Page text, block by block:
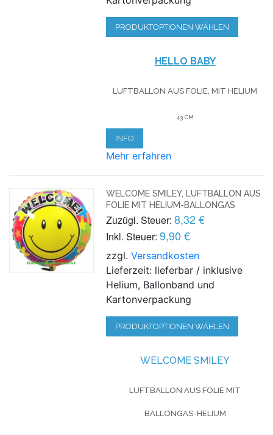
PRODUKTOPTIONEN WÄHLEN
HELLO BABY
LUFTBALLON AUS FOLIE, MIT HELIUM
43 CM
INFO
Mehr erfahren
WELCOME SMILEY, LUFTBALLON AUS
FOLIE MIT HELIUM-BALLONGAS
Zuzügl. Steuer: 8,32 €
Inkl. Steuer: 9,90 €
zzgl.Versandkosten
Lieferzeit: lieferbar / inklusive
Helium, Ballonband und
Kartonverpackung
PRODUKTOPTIONEN WÄHLEN
WELCOME SMILEY
LUFTBALLON AUS FOLIE MIT
BALLONGAS-HELIUM